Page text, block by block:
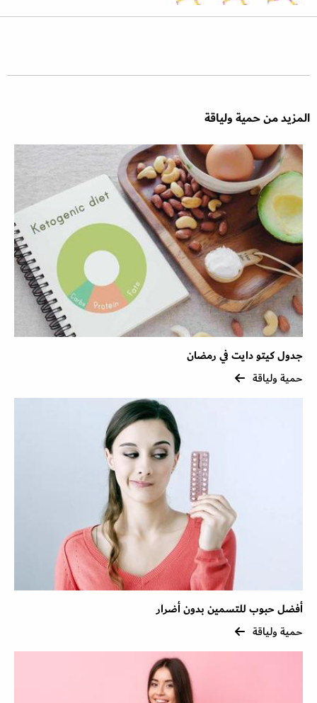
المزيد من حمية ولياقة
جدول كيتو دايت في رمضان
حمية ولياقة
أفضل حبوب للتسمين بدون أضرار
حمية ولياقة